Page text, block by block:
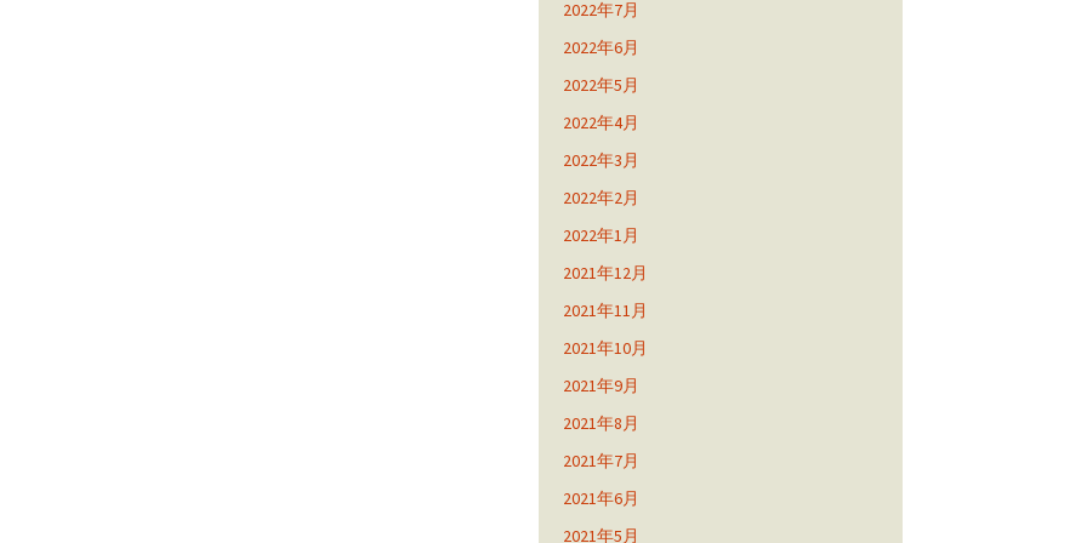
2022年7月
2022年6月
2022年5月
2022年4月
2022年3月
2022年2月
2022年1月
2021年12月
2021年11月
2021年10月
2021年9月
2021年8月
2021年7月
2021年6月
2021年5月